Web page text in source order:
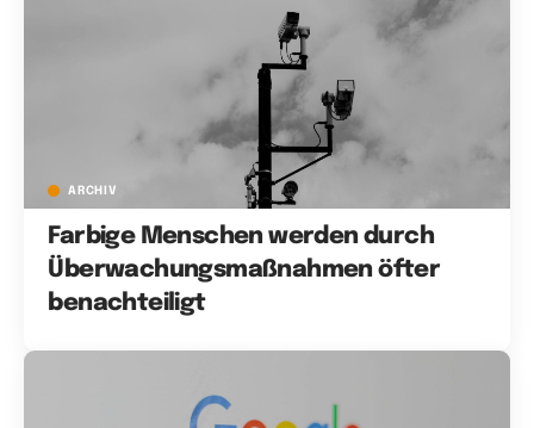
ARCHIV
Farbige Menschen werden durch
Überwachungsmaßnahmen öfter
benachteiligt